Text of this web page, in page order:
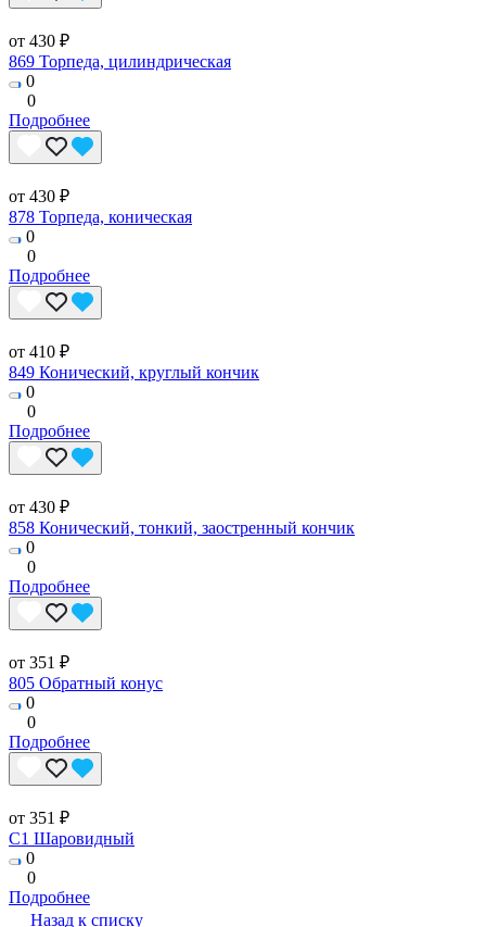
от 430 ₽
869 Торпеда, цилиндрическая
0
0
Подробнее
от 430 ₽
878 Торпеда, коническая
0
0
Подробнее
от 410 ₽
849 Конический, круглый кончик
0
0
Подробнее
от 430 ₽
858 Конический, тонкий, заостренный кончик
0
0
Подробнее
от 351 ₽
805 Обратный конус
0
0
Подробнее
от 351 ₽
C1 Шаровидный
0
0
Подробнее
Назад к списку